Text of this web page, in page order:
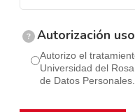
? Autorización
Autorizo el
Universidad del
de Datos Personales.